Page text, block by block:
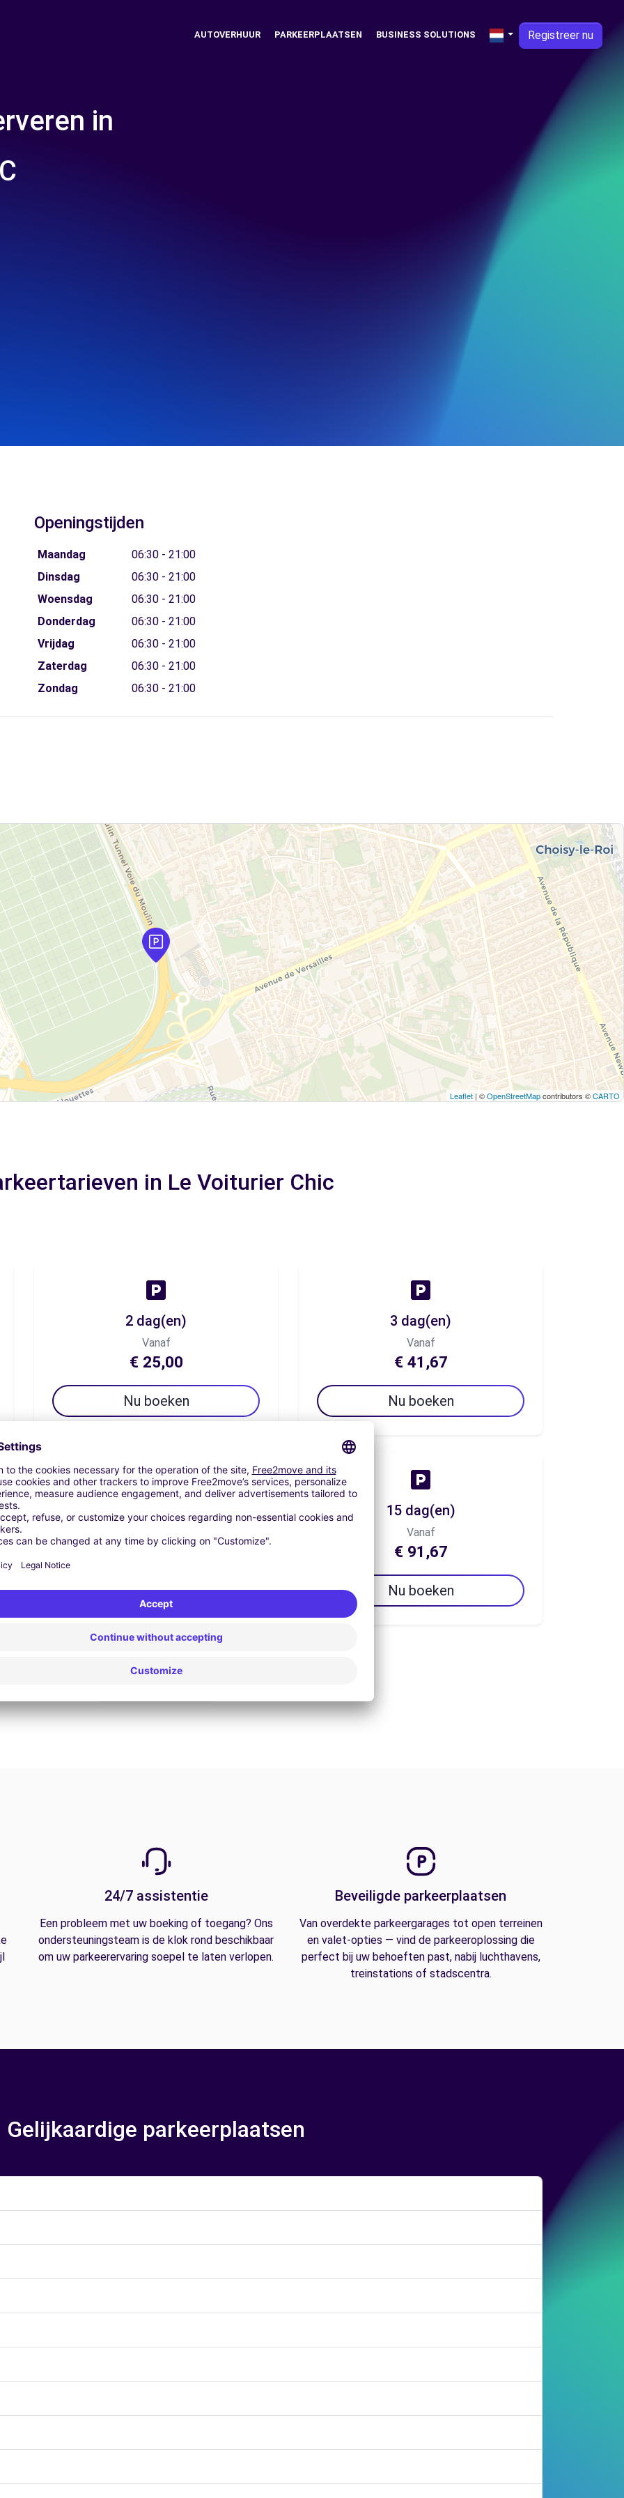
AUTOVERHUUR PARKEERPLAATSEN BUSINESS SOLUTIONS Registreer nu
in
Openingstijden
Maandag
06:30 - 21:00
Dinsdag
06:30 - 21:00
Woensdag
06:30 - 21:00
Donderdag
06:30 - 21:00
Vrijdag
06:30 - 21:00
Zaterdag
06:30 - 21:00
Zondag
06:30 - 21:00
Leaflet | ©OpenStreetMapcontributors ©CARTO
in Le Voiturier Chic
2 dag(en)
Vanaf
€ 25,00
Nu boeken
3 dag(en)
Vanaf
€ 41,67
Nu boeken
7 dag(en)
€ 58,33
Nu boeken
15 dag(en)
Vanaf
€ 91,67
Nu boeken
24/7 assistentie
Een probleem met uw boeking of toegang? Ons
ondersteuningsteam is de klok rond beschikbaar
om uw parkeerervaring soepel te laten verlopen.
Beveiligde parkeerplaatsen
Van overdekte parkeergarages tot open terreinen
en valet-opties — vind de parkeeroplossing die
perfect bij uw behoeften past, nabij luchthavens,
treinstations of stadscentra.
Gelijkaardige parkeerplaatsen